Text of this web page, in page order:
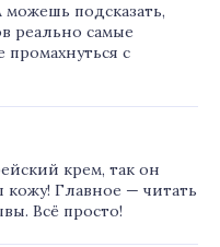
можешь подсказать,
реально самые
промахнуться с
крем, так он
кожу! Главное — читать
Всё просто!